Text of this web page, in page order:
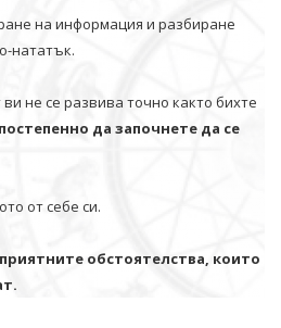
на информация и разбиране
нататък.
не се развива точно както бихте
да започнете да се
от себе си.
обстоятелства, които